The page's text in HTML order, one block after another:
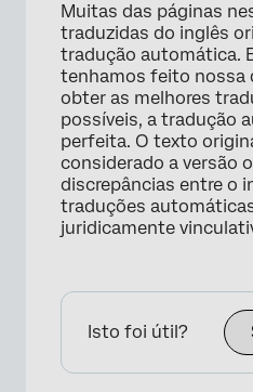
Muitas das páginas
traduzidas do inglês
tradução automática.
tenhamos feito nossa
obter as melhores
possíveis, a tradução
perfeita. O texto
considerado a versão
discrepâncias entre o
traduções
juridicamente
Isto foi útil?